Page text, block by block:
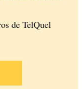
de TelQuel